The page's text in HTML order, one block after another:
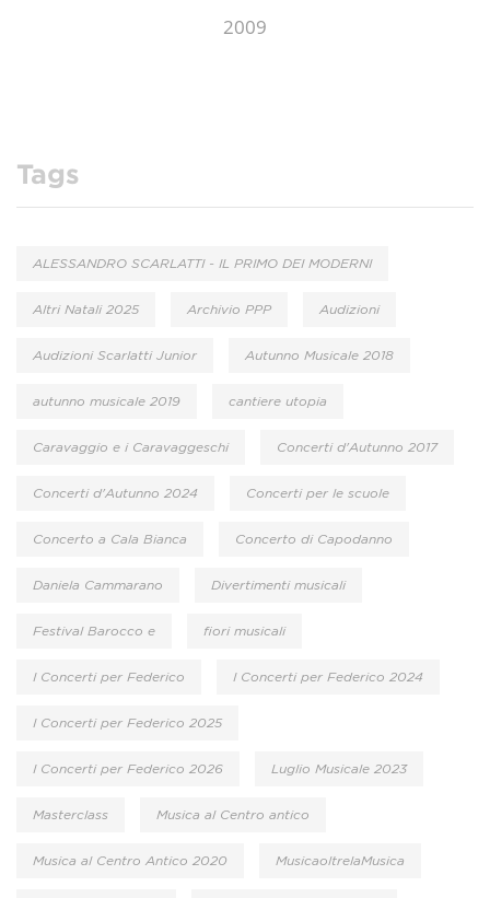
2009
Tags
ALESSANDRO SCARLATTI - IL PRIMO DEI MODERNI
Altri Natali 2025 Archivio PPP Audizioni
Audizioni Scarlatti Junior Autunno Musicale 2018
autunno musicale 2019 cantiere utopia
Caravaggio e i Caravaggeschi Concerti d'Autunno 2017
Concerti d'Autunno 2024 Concerti per le scuole
Concerto a Cala Bianca Concerto di Capodanno
Daniela Cammarano Divertimenti musicali
Festival Barocco e fiori musicali
I Concerti per Federico I Concerti per Federico 2024
I Concerti per Federico 2025
I Concerti per Federico 2026 Luglio Musicale 2023
Masterclass Musica al Centro antico
Musica al Centro Antico 2020 MusicaoltrelaMusica